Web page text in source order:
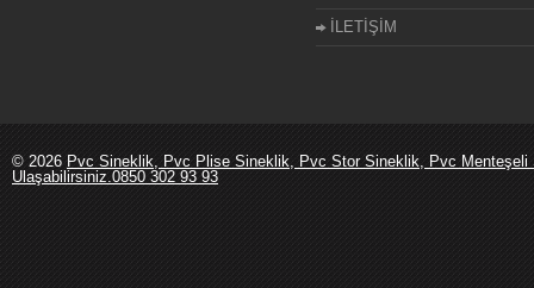
İLETİŞİM
© 2026 Pvc Sineklik, Pvc Plise Sineklik, Pvc Stor Sineklik, Pvc
Ulaşabilirsiniz.0850 302 93 93